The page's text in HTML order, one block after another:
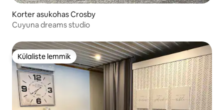
Korter asukohas Crosby
Cuyuna dreams studio
Külaliste lemmik
Külaliste lemmik